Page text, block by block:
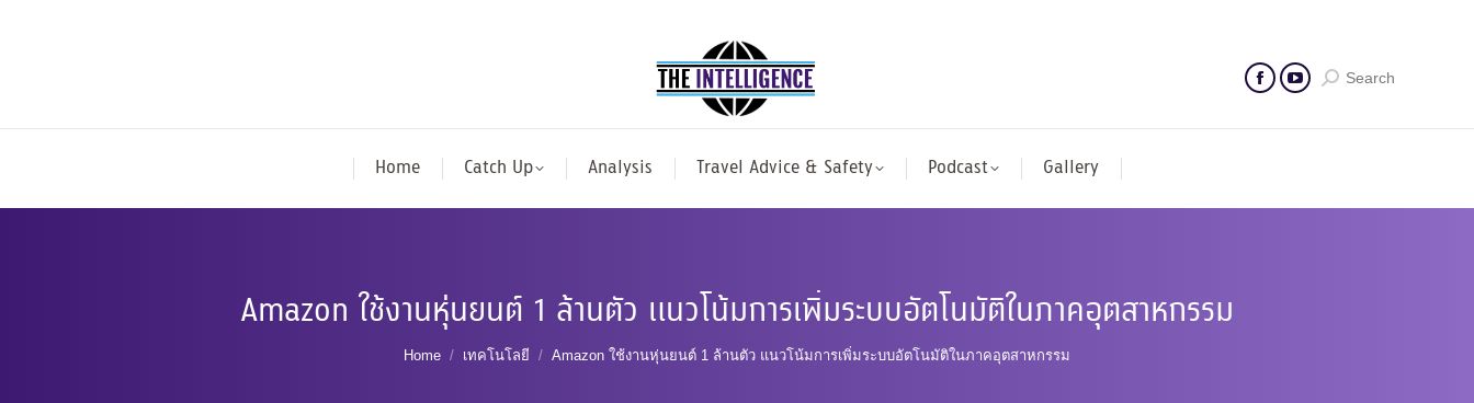
Search
Home Catch Up Analysis Travel Advice & Safety Podcast Gallery
Amazon ใช้งานหุ่นยนต์ 1 ล้านตัว แนวโน้มการเพิ่มระบบอัตโนมัติในภาคอุตสาหกรรม
You are here:
Home เทคโนโลยี Amazon ใช้งานหุ่นยนต์ 1 ล้านตัว แนวโน้มการเพิ่มระบบอัตโนมัติในภาคอุตสาหกรรม